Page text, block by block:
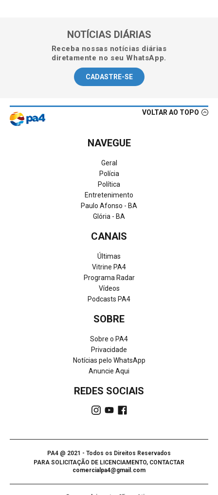
NOTÍCIAS DIÁRIAS
Receba nossas notícias diárias
diretamente no seu WhatsApp.
CADASTRE-SE
VOLTAR AO TOPO
NAVEGUE
Geral
Polícia
Política
Entretenimento
Paulo Afonso - BA
Glória - BA
CANAIS
Últimas
Vitrine PA4
Programa Radar
Vídeos
Podcasts PA4
SOBRE
Sobre o PA4
Privacidade
Notícias pelo WhatsApp
Anuncie Aqui
REDES SOCIAIS
PA4 @ 2021 - Todos os Direitos Reservados
PARA SOLICITAÇÃO DE LICENCIAMENTO, CONTACTAR
comercialpa4@gmail.com